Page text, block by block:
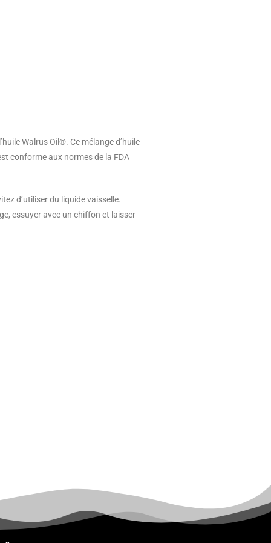
Walrus Oil®. Ce mélange d’huile
conforme aux normes de la FDA
d’utiliser du liquide vaisselle.
essuyer avec un chiffon et laisser